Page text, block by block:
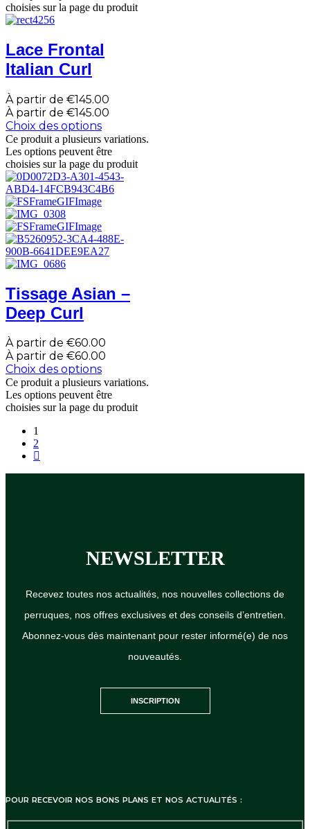
choisies sur la page du produit
Lace Frontal
Italian Curl
À partir de €145.00
À partir de €145.00
Choix des options
Ce produit a plusieurs variations.
Les options peuvent être
choisies sur la page du produit
Tissage Asian –
Deep Curl
À partir de €60.00
À partir de €60.00
Choix des options
Ce produit a plusieurs variations.
Les options peuvent être
choisies sur la page du produit
1
2
NEWSLETTER
Recevez toutes nos actualités, nos nouvelles collections de
perruques, nos offres exclusives et des conseils d’entretien.
Abonnez-vous dès maintenant pour rester informé(e) de nos
nouveautés.
INSCRIPTION
POUR RECEVOIR NOS BONS PLANS ET NOS ACTUALITÉS :